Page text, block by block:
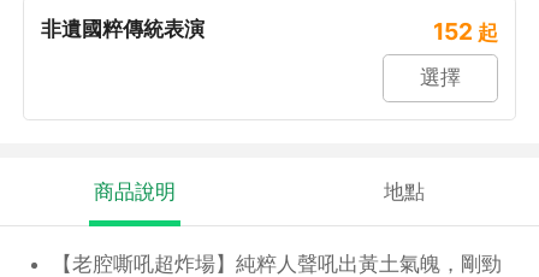
非遺國粹傳統表演 152 起
選擇
商品說明 地點
【老腔嘶吼超炸場】純粹人聲吼出黃土氣魄，剛勁